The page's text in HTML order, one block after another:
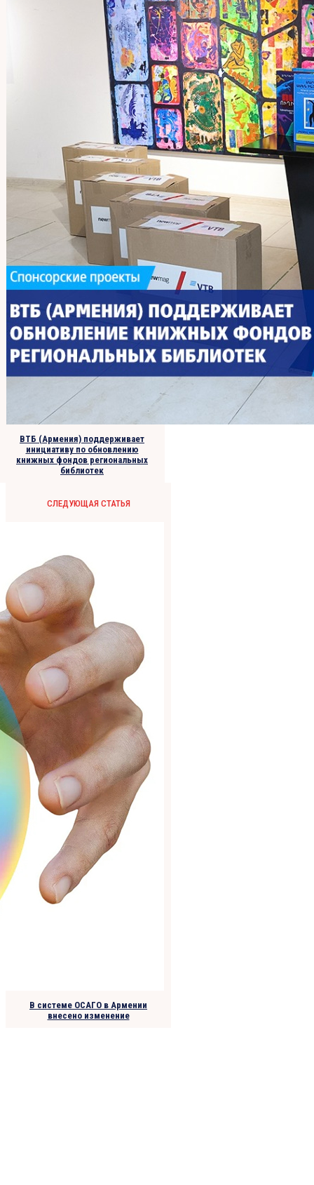
ВТБ (Армения) поддерживает
инициативу по обновлению
книжных фондов региональных
библиотек
СЛЕДУЮЩАЯ СТАТЬЯ
В системе ОСАГО в Армении
внесено изменение